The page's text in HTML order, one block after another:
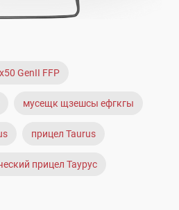
GenII FFP
мусещк щзешсы ефгкгы
прицел Taurus
прицел Таурус